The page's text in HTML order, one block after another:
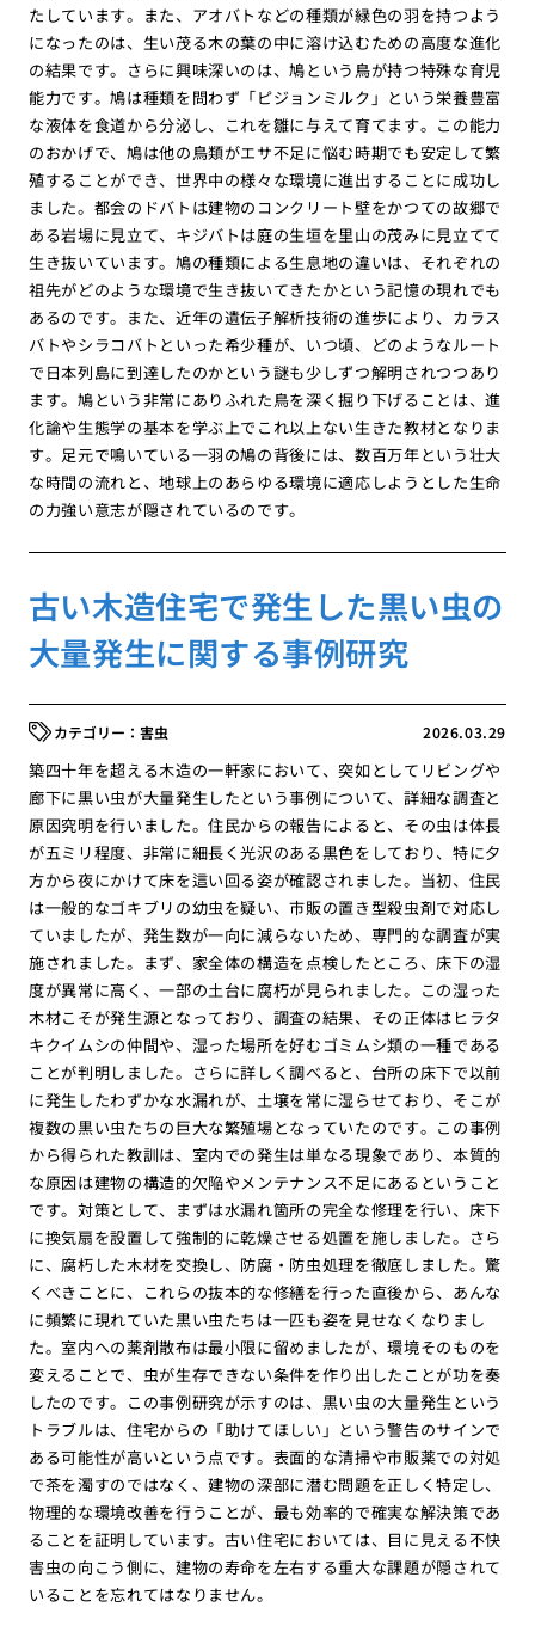
たしています。また、アオバトなどの種類が緑色の羽を持つよう
になったのは、生い茂る木の葉の中に溶け込むための高度な進化
の結果です。さらに興味深いのは、鳩という鳥が持つ特殊な育児
能力です。鳩は種類を問わず「ピジョンミルク」という栄養豊富
な液体を食道から分泌し、これを雛に与えて育てます。この能力
のおかげで、鳩は他の鳥類がエサ不足に悩む時期でも安定して繁
殖することができ、世界中の様々な環境に進出することに成功し
ました。都会のドバトは建物のコンクリート壁をかつての故郷で
ある岩場に見立て、キジバトは庭の生垣を里山の茂みに見立てて
生き抜いています。鳩の種類による生息地の違いは、それぞれの
祖先がどのような環境で生き抜いてきたかという記憶の現れでも
あるのです。また、近年の遺伝子解析技術の進歩により、カラス
バトやシラコバトといった希少種が、いつ頃、どのようなルート
で日本列島に到達したのかという謎も少しずつ解明されつつあり
ます。鳩という非常にありふれた鳥を深く掘り下げることは、進
化論や生態学の基本を学ぶ上でこれ以上ない生きた教材となりま
す。足元で鳴いている一羽の鳩の背後には、数百万年という壮大
な時間の流れと、地球上のあらゆる環境に適応しようとした生命
の力強い意志が隠されているのです。
古い木造住宅で発生した黒い虫の
大量発生に関する事例研究
2026.03.29
害虫
築四十年を超える木造の一軒家において、突如としてリビングや
廊下に黒い虫が大量発生したという事例について、詳細な調査と
原因究明を行いました。住民からの報告によると、その虫は体長
が五ミリ程度、非常に細長く光沢のある黒色をしており、特に夕
方から夜にかけて床を這い回る姿が確認されました。当初、住民
は一般的なゴキブリの幼虫を疑い、市販の置き型殺虫剤で対応し
ていましたが、発生数が一向に減らないため、専門的な調査が実
施されました。まず、家全体の構造を点検したところ、床下の湿
度が異常に高く、一部の土台に腐朽が見られました。この湿った
木材こそが発生源となっており、調査の結果、その正体はヒラタ
キクイムシの仲間や、湿った場所を好むゴミムシ類の一種である
ことが判明しました。さらに詳しく調べると、台所の床下で以前
に発生したわずかな水漏れが、土壌を常に湿らせており、そこが
複数の黒い虫たちの巨大な繁殖場となっていたのです。この事例
から得られた教訓は、室内での発生は単なる現象であり、本質的
な原因は建物の構造的欠陥やメンテナンス不足にあるということ
です。対策として、まずは水漏れ箇所の完全な修理を行い、床下
に換気扇を設置して強制的に乾燥させる処置を施しました。さら
に、腐朽した木材を交換し、防腐・防虫処理を徹底しました。驚
くべきことに、これらの抜本的な修繕を行った直後から、あんな
に頻繁に現れていた黒い虫たちは一匹も姿を見せなくなりまし
た。室内への薬剤散布は最小限に留めましたが、環境そのものを
変えることで、虫が生存できない条件を作り出したことが功を奏
したのです。この事例研究が示すのは、黒い虫の大量発生という
トラブルは、住宅からの「助けてほしい」という警告のサインで
ある可能性が高いという点です。表面的な清掃や市販薬での対処
で茶を濁すのではなく、建物の深部に潜む問題を正しく特定し、
物理的な環境改善を行うことが、最も効率的で確実な解決策であ
ることを証明しています。古い住宅においては、目に見える不快
害虫の向こう側に、建物の寿命を左右する重大な課題が隠されて
いることを忘れてはなりません。